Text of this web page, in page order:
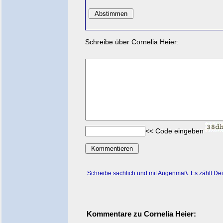
Schreibe über Cornelia Heier:
<< Code eingeben
Schreibe sachlich und mit Augenmaß. Es zählt
Kommentare zu Cornelia Heier: